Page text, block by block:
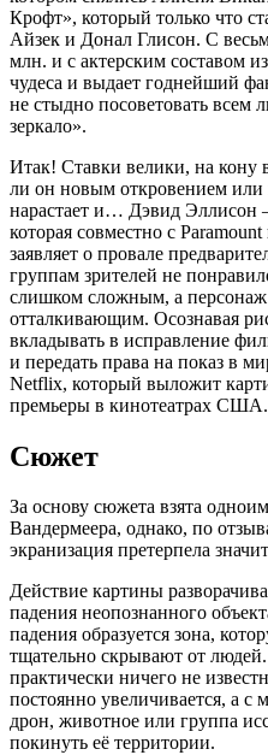
Крофт», который только что
Айзек и Донал Глисон. С
млн. и с актерским составом
чудеса и выдает годнейший
не стыдно посоветовать всем
зеркало».
Итак! Ставки велики, на кону
ли он новым откровением
нарастает и… Дэвид Эллисон
которая совместно с
заявляет о провале
группам зрителей не
слишком сложным, а
отталкивающим. Осознавая
вкладывать в исправление
и передать права на показ в
Netflix, который выложит
премьеры в кинотеатрах США.
Сюжет
За основу сюжета взята
Вандермеера, однако, по
экранизация претерпела
Действие картины
падения неопознанного
падения образуется зона,
тщательно скрывают от людей.
практически ничего не
постоянно увеличивается, а с
дрон, животное или группа
покинуть её территории.